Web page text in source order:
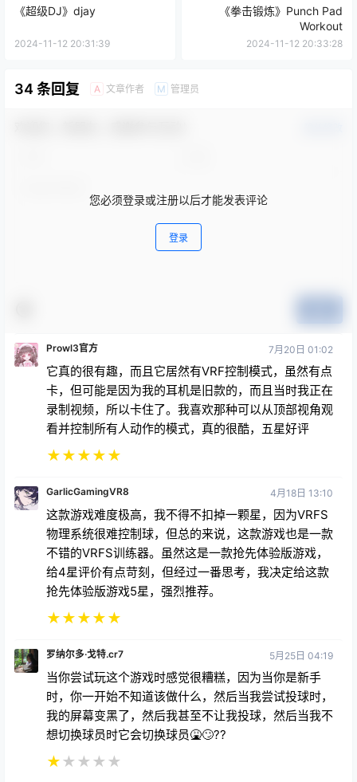
《超级DJ》djay
2024-11-12 20:31:39
《拳击锻炼》Punch Pad
Workout
2024-11-12 20:33:28
34 条回复 A 文章作者 M 管理员
您必须登录或注册以后才能发表评论
登录
Prowl3官方 7月20日 01:02
它真的很有趣，而且它居然有VRF控制模式，虽然有点
卡，但可能是因为我的耳机是旧款的，而且当时我正在
录制视频，所以卡住了。我喜欢那种可以从顶部视角观
看并控制所有人动作的模式，真的很酷，五星好评
★★★★★
GarlicGamingVR8 4月18日 13:10
这款游戏难度极高，我不得不扣掉一颗星，因为VRFS
物理系统很难控制球，但总的来说，这款游戏也是一款
不错的VRFS训练器。虽然这是一款抢先体验版游戏，
给4星评价有点苛刻，但经过一番思考，我决定给这款
抢先体验版游戏5星，强烈推荐。
★★★★★
罗纳尔多·戈特.cr7 5月25日 04:19
当你尝试玩这个游戏时感觉很糟糕，因为当你是新手
时，你一开始不知道该做什么，然后当我尝试投球时，
我的屏幕变黑了，然后我甚至不让我投球，然后当我不
想切换球员时它会切换球员🤮🙄??
★★ ★ ★ ★